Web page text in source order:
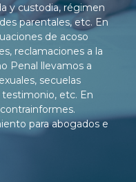
y custodia, régimen
parentales, etc. En
de acoso
reclamaciones a la
Penal llevamos a
secuelas
etc. En
para abogados e